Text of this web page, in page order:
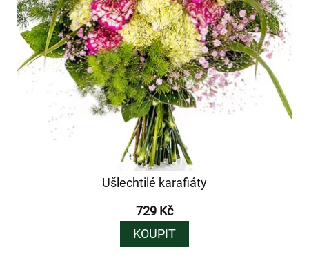
Ušlechtilé karafiáty
729 Kč
KOUPIT